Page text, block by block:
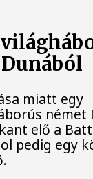
miatt egy
német
elő a
pedig egy